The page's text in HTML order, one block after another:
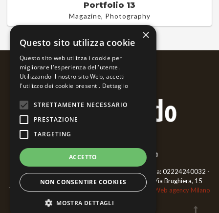
Portfolio 13
Magazine, Photography
Bernardo Ariatta - Pittore iperrealista - ©2018 P.iva: 02224240032 -
CF: RTTBNR66L02F952P - Cell.3468477006
- Via Brughiera, 15
Trecate 28069 (NO)Privacy Policy|Cookie Policy
Web agency Milano
GraficaeFoto
×
Questo sito utilizza cookie
Questo sito web utilizza i cookie per
migliorare l'esperienza dell'utente.
Utilizzando il nostro sito Web, accetti
l'utilizzo dei cookie presenti. Dettaglio
STRETTAMENTE NECESSARIO
PRESTAZIONE
TARGETING
ACCETTO
NON CONSENTIRE COOKIES
MOSTRA DETTAGLI